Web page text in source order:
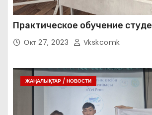
Практическое обучение
Окт 27, 2023 Vkskcomk
ЖАҢАЛЫҚТАР / НОВОСТИ